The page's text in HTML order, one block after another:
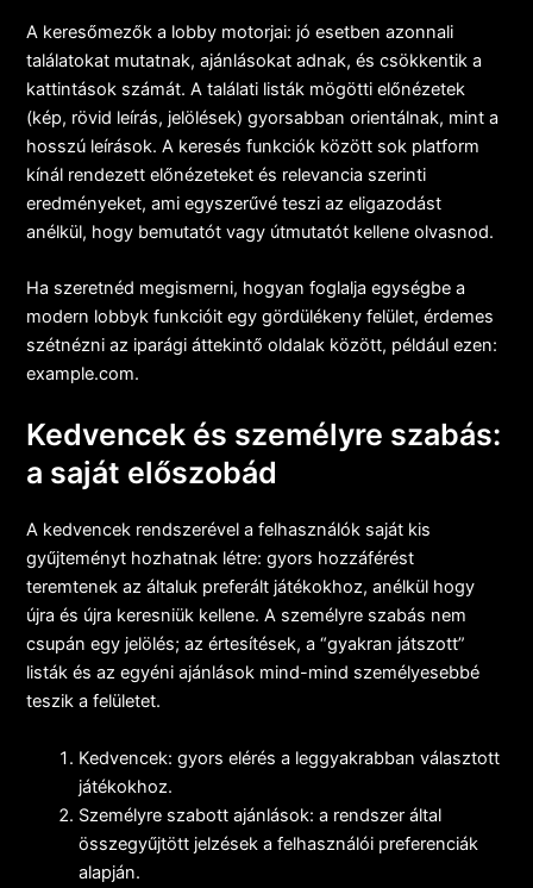
A keresőmezők a lobby motorjai: jó esetben azonnali
találatokat mutatnak, ajánlásokat adnak, és csökkentik a
kattintások számát. A találati listák mögötti előnézetek
(kép, rövid leírás, jelölések) gyorsabban orientálnak, mint a
hosszú leírások. A keresés funkciók között sok platform
kínál rendezett előnézeteket és relevancia szerinti
eredményeket, ami egyszerűvé teszi az eligazodást
anélkül, hogy bemutatót vagy útmutatót kellene olvasnod.
Ha szeretnéd megismerni, hogyan foglalja egységbe a
modern lobbyk funkcióit egy gördülékeny felület, érdemes
szétnézni az iparági áttekintő oldalak között, például ezen:
example.com.
Kedvencek és személyre szabás:
a saját előszobád
A kedvencek rendszerével a felhasználók saját kis
gyűjteményt hozhatnak létre: gyors hozzáférést
teremtenek az általuk preferált játékokhoz, anélkül hogy
újra és újra keresniük kellene. A személyre szabás nem
csupán egy jelölés; az értesítések, a “gyakran játszott”
listák és az egyéni ajánlások mind-mind személyesebbé
teszik a felületet.
Kedvencek: gyors elérés a leggyakrabban választott
játékokhoz.
Személyre szabott ajánlások: a rendszer által
összegyűjtött jelzések a felhasználói preferenciák
alapján.